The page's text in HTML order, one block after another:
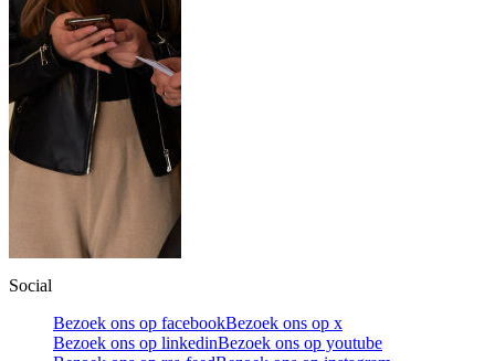
Social
Bezoek ons op facebookBezoek ons op x
Bezoek ons op linkedinBezoek ons op youtube